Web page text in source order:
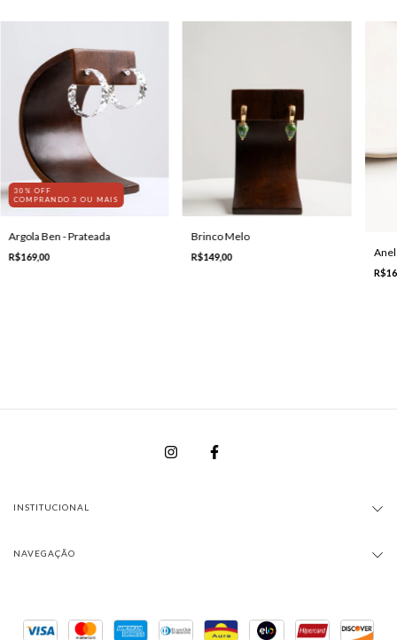
30% OFF
COMPRANDO 3 OU MAIS
Argola Ben - Prateada
R$169,00
Brinco Melo
R$149,00
INSTITUCIONAL
NAVEGAÇÃO